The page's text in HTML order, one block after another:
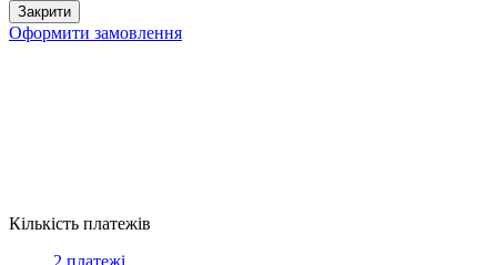
Закрити
Оформити замовлення
Кількість платежів
2 платежі